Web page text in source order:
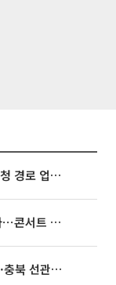
태풍 '돌핀' 오키나와 접근…일본기상청 경로 업데이트
빅뱅, 20주년 기념 '새 뱅봉' 선보인다⋯콘서트 앞두고 팝업 개최
추가 압수수색